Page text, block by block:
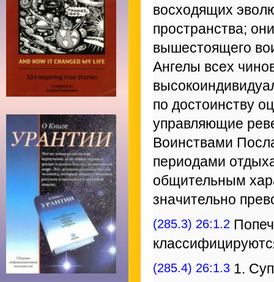
восходящих
пространства;
вышестоящего
Ангелы всех
по достоинству
управляющие
Воинствами
периодами
общительным
значительно
(285.3) 26:1.2
(285.4) 26:1.3 1.